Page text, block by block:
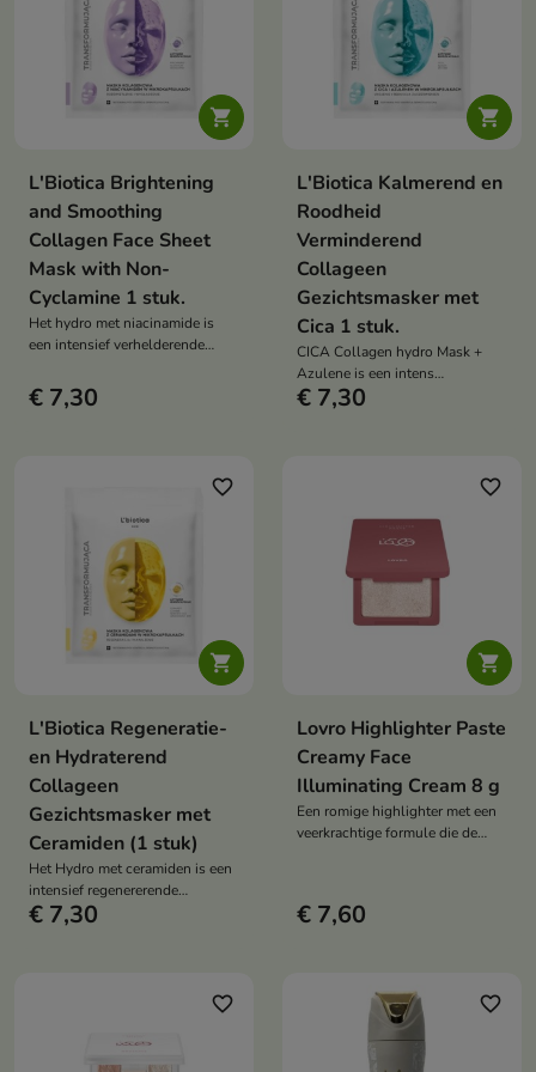

L'Biotica Brightening
and Smoothing
Collagen Face Sheet
Mask with Non-
Cyclamine 1 stuk.
Het hydro met niacinamide is
een intensief verhelderende
gladmaakt, de teint egaliseert en
een gezonde, stralende
€ 7,30

L'Biotica Kalmerend en
Roodheid
Verminderend
Collageen
Gezichtsmasker met
Cica 1 stuk.
CICA Collagen hydro Mask +
Azulene is een intens
kalmerende behandeling voor de
€ 7,30

favorite_border
L'Biotica Regeneratie-
en Hydraterend
Collageen
Gezichtsmasker met
Ceramiden (1 stuk)
Het Hydro met ceramiden is een
intensief regenererende
behandeling die de huidbarrière
€ 7,30

favorite_border
Lovro Highlighter Paste
Creamy Face
Illuminating Cream 8 g
Een romige highlighter met een
veerkrachtige formule die de
€ 7,60
favorite_border favorite_border